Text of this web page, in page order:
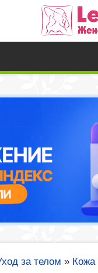
за телом » Кожа